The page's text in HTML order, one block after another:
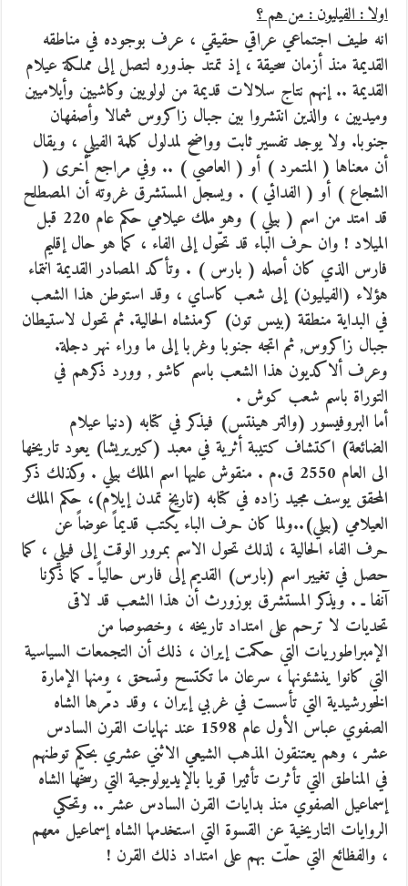
اولا : الفيليون : من هم ؟
انه طيف اجتماعي عراقي حقيقي ، عرف بوجوده في مناطقه
القديمة منذ أزمان سحيقة ، إذ تمتد جذوره لتصل إلى مملكة عيلام
القديمة .. إنهم نتاج سلالات قديمة من لولويين وكاشيين وأيلاميين
وميديين ، والذين انتشروا بين جبال زاكروس شمالا وأصفهان
جنوبا. ولا يوجد تفسير ثابت وواضح لمدلول كلمة الفيلي ، ويقال
أن معناها ( المتمرد ) أو ( العاصي ) .. وفي مراجع أخرى (
الشجاع ) أو ( الفدائي ) . ويسجل المستشرق غروته أن المصطلح
قد امتد من اسم ( بيلي ) وهو ملك عيلامي حكم عام 220 قبل
الميلاد ! وان حرف الباء قد تحّول إلى الفاء ، كما هو حال إقليم
فارس الذي كان أصله ( بارس ) . وتأكد المصادر القديمة انتماء
هؤلاء (الفيليون) إلى شعب كاساي ، وقد استوطن هذا الشعب
في البداية منطقة (بيس تون) كرمنشاه الحالية. ثم تحول لاستيطان
جبال زاكروس, ثم اتجه جنوبا وغربا إلى ما وراء نهر دجلة.
وعرف ألاكديون هذا الشعب باسم كاشو , وورد ذكرهم في
التوراة باسم شعب كوش .
أما البروفيسور (والتر هينتس) فيذكر في كتابه (دنيا عيلام
الضائعة) اكتشاف كتيبة أثرية في معبد (كيريريشا) يعود تاريخها
الى العام 2550 ق.م . منقوش عليها اسم الملك بيلي . وكذلك ذكر
المحقق يوسف مجيد زاده في كتابه (تاريخ تمدن إيلام)، حكم الملك
العيلامي (بيلي)..ولما كان حرف الباء يكتب قديماً عوضاً عن
حرف الفاء الحالية ، لذلك تحول الاسم بمرور الوقت إلى فيلي ، كما
حصل في تغيير اسم (بارس) القديم إلى فارس حالياً ـ كما ذكرنا
آنفا ـ . ويذكر المستشرق بوزورث أن هذا الشعب قد لاقى
تحديات لا ترحم على امتداد تاريخه ، وخصوصا من
الإمبراطوريات التي حكمت إيران ، ذلك أن التجمعات السياسية
التي كانوا ينشئونها ، سرعان ما تكتسح وتسحق ، ومنها الإمارة
الخورشيدية التي تأسست في غربي إيران ، وقد دمّرها الشاه
الصفوي عباس الأول عام 1598 عند نهايات القرن السادس
عشر ، وهم يعتنقون المذهب الشيعي الاثني عشري بحكم توطنهم
في المناطق التي تأثرت تأثيرا قويا بالإيديولوجية التي رسخّها الشاه
إسماعيل الصفوي منذ بدايات القرن السادس عشر .. وتحكي
الروايات التاريخية عن القسوة التي استخدمها الشاه إسماعيل معهم
، والفظائع التي حلّت بهم على امتداد ذلك القرن !